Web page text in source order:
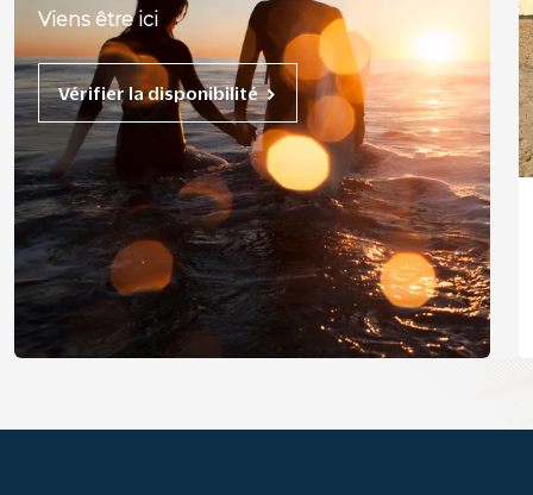
Viens être ici
Vérifier la disponibilité